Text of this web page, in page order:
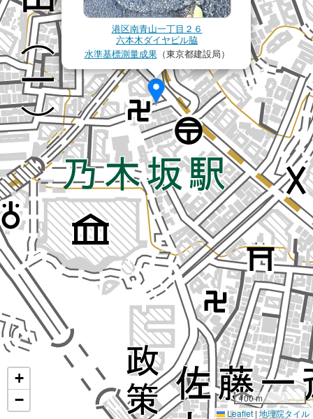
港区南青山一丁目２６
六本木ダイヤビル脇
水準基標測量成果（東京都建設局）
+
−
100 m
Leaflet|地理院タイル